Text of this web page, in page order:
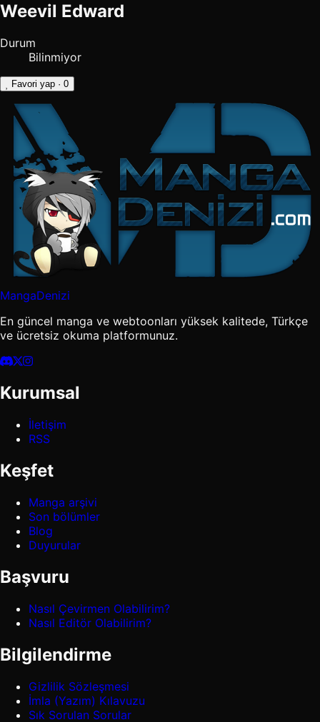
Weevil Edward
Durum
Bilinmiyor
Favori yap · 0
MangaDenizi
En güncel manga ve webtoonları yüksek kalitede, Türkçe
ve ücretsiz okuma platformunuz.
Kurumsal
İletişim
RSS
Keşfet
Manga arşivi
Son bölümler
Blog
Duyurular
Başvuru
Nasıl Çevirmen Olabilirim?
Nasıl Editör Olabilirim?
Bilgilendirme
Gizlilik Sözleşmesi
İmla (Yazım) Kılavuzu
Sık Sorulan Sorular